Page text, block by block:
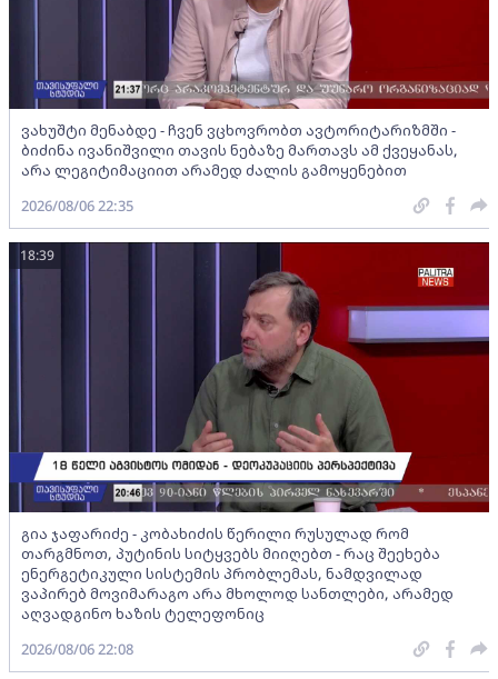
ვახუშტი მენაბდე - ჩვენ ვცხოვრობთ ავტორიტარიზმში -
ბიძინა ივანიშვილი თავის ნებაზე მართავს ამ ქვეყანას,
არა ლეგიტიმაციით არამედ ძალის გამოყენებით
2026/08/06 22:35
გია ჯაფარიძე - კობახიძის წერილი რუსულად რომ
თარგმნოთ, პუტინის სიტყვებს მიიღებთ - რაც შეეხება
ენერგეტიკული სისტემის პრობლემას, ნამდვილად
ვაპირებ მოვიმარაგო არა მხოლოდ სანთლები, არამედ
აღვადგინო ხაზის ტელეფონიც
18:39
2026/08/06 22:08